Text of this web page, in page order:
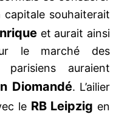
souhaiterait
et aurait ainsi
le marché des
auraient
Diomandé. L’ailier
le RB Leipzig en